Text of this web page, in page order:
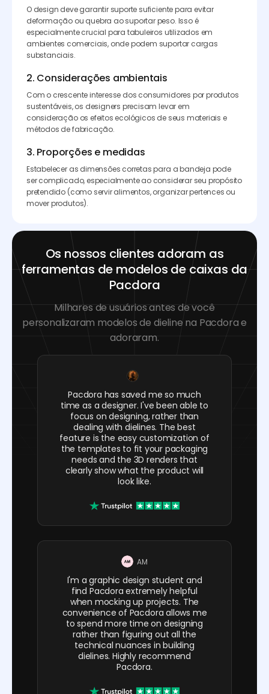
O design deve garantir suporte suficiente para evitar
deformação ou quebra ao suportar peso. Isso é
especialmente crucial para tabuleiros utilizados em
ambientes comerciais, onde podem suportar cargas
substanciais.
2. Considerações ambientais
Com o crescente interesse dos consumidores por produtos
sustentáveis, os designers precisam levar em
consideração os efeitos ecológicos de seus materiais e
métodos de fabricação.
3. Proporções e medidas
Estabelecer as dimensões corretas para a bandeja pode
ser complicado, especialmente ao considerar seu propósito
pretendido (como servir alimentos, organizar pertences ou
mover produtos).
Os nossos clientes adoram as
ferramentas de modelos de caixas da
Pacdora
Milhares de usuários antes de você
personalizaram modelos de dieline na Pacdora e
adoraram.
Pacdora has saved me so much
time as a designer. I've been able to
focus on designing, rather than
dealing with dielines. The best
feature is the easy customization of
the templates to fit your packaging
needs and the 3D renders that
clearly show what the product will
look like.
AM
I'm a graphic design student and
find Pacdora extremely helpful
when mocking up projects. The
convenience of Pacdora allows me
to spend more time on designing
rather than figuring out all the
technical nuances in building
dielines. Highly recommend
Pacdora.